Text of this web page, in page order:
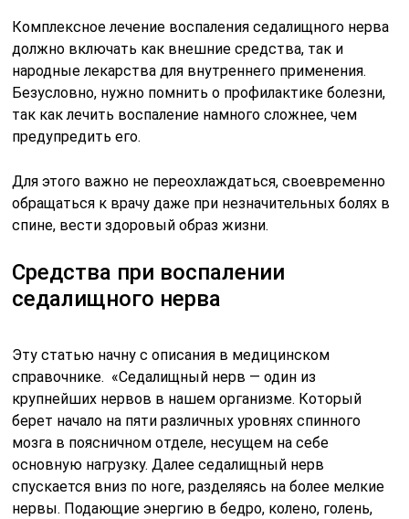
Комплексное лечение воспаления седалищного нерва
должно включать как внешние средства, так и
народные лекарства для внутреннего применения.
Безусловно, нужно помнить о профилактике болезни,
так как лечить воспаление намного сложнее, чем
предупредить его.
Для этого важно не переохлаждаться, своевременно
обращаться к врачу даже при незначительных болях в
спине, вести здоровый образ жизни.
Средства при воспалении
седалищного нерва
Эту статью начну с описания в медицинском
справочнике. «Седалищный нерв — один из
крупнейших нервов в нашем организме. Который
берет начало на пяти различных уровнях спинного
мозга в поясничном отделе, несущем на себе
основную нагрузку. Далее седалищный нерв
спускается вниз по ноге, разделяясь на более мелкие
нервы. Подающие энергию в бедро, колено, голень,